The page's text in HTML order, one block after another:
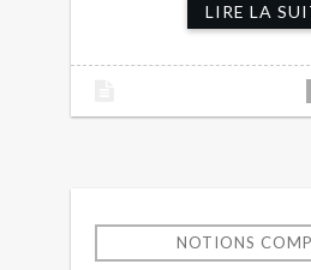
LIRE LA
NOTIONS